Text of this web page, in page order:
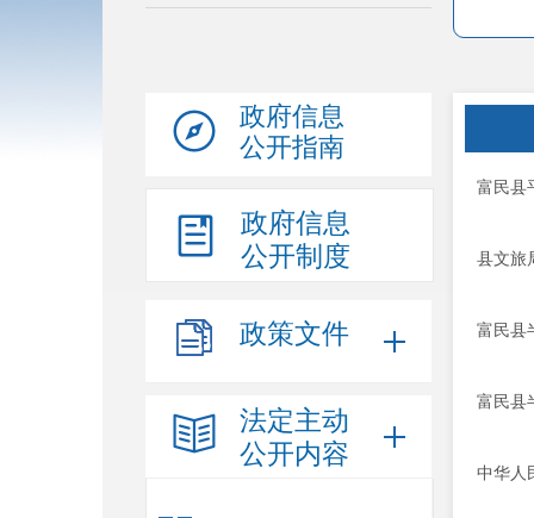
政府信息
公开指南
政府信息
公开制度
政策文件
法定主动
公开内容
富民县
县文旅
富民县
富民县
中华人